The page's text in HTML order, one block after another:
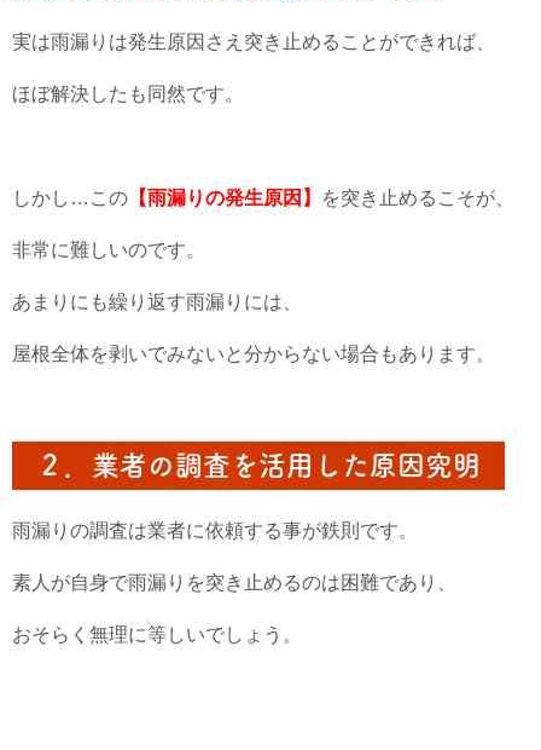
実は雨漏りは発生原因さえ突き止めることができれば、
ほぼ解決したも同然です。
しかし…この 【雨漏りの発生原因】 を突き止めるこそが、
非常に難しいのです。
あまりにも繰り返す雨漏りには、
屋根全体を剥いでみないと分からない場合もあります。
２．業者の調査を活用した原因究明
雨漏りの調査は業者に依頼する事が鉄則です。
素人が自身で雨漏りを突き止めるのは困難であり、
おそらく無理に等しいでしょう。